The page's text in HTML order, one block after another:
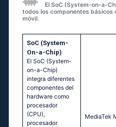
El SoC (System-on-a-
todos los componentes
móvil.
SoC (System-
On-a-Chip)
El SoC (System-
on-a-Chip)
integra diferentes
componentes del
hardware como
procesador
(CPU),
procesador
МеdiаТеk